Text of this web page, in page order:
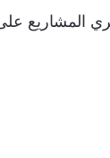
لمساعدة مديري